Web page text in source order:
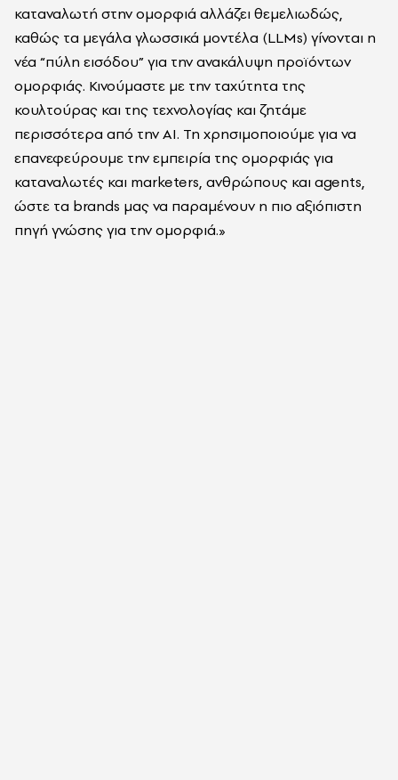
καταναλωτή στην ομορφιά αλλάζει θεμελιωδώς,
καθώς τα μεγάλα γλωσσικά μοντέλα (LLMs) γίνονται η
νέα “πύλη εισόδου” για την ανακάλυψη προϊόντων
ομορφιάς. Κινούμαστε με την ταχύτητα της
κουλτούρας και της τεχνολογίας και ζητάμε
περισσότερα από την AI. Τη χρησιμοποιούμε για να
επανεφεύρουμε την εμπειρία της ομορφιάς για
καταναλωτές και marketers, ανθρώπους και agents,
ώστε τα brands μας να παραμένουν η πιο αξιόπιστη
πηγή γνώσης για την ομορφιά.»